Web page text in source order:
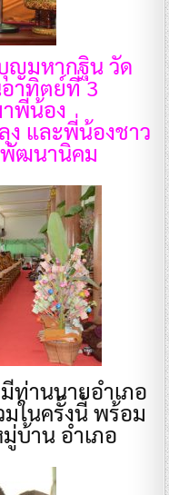
มหากฐิน วัด
าทิตย์ที่ 3
พี่น้อง
ง และพี่น้องชาว
พัฒนานิคม
ท่านนายอำเภอ
ในครั้งนี้ พร้อม
บ้าน อำเภอ